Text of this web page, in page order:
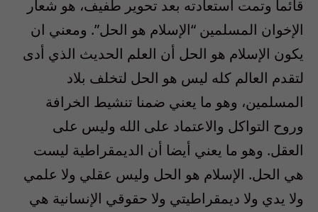
قائما وتمت استعادته بعد تحوير طفيف، هو شعار
الإخوان المسلمين “الإسلام هو الحل”. ومعني ان
يكون الإسلام هو الحل أن العلم الحديث الذي أدى
لتقدم العالم كله ليس هو الحل لتخلف بلاد
المسلمين، وهو ما يعني ضمنا تنشيط الخرافة
وروح التواكل والاعتماد على الله وليس على
العقل. وهو ما يعني أيضا أن الديمقراطية ليست
هي الحل. الإسلام هو الحل وليس عقلي ولا علمي
ولا يدي ولا ديمقراطيتي ولا حقوقي الإنسانية هي